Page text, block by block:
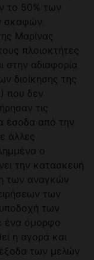
το 50% των
σκαφών.
Μαρίνας
πλοιοκτήτες
στην αδιαφορία
διοίκησης της
που δεν
τις
έσοδα από την
άλλες
ο
την κατασκευή
των αναγκών
των
των
ένα όμορφο
η αγορά και
έξοδα των μελών